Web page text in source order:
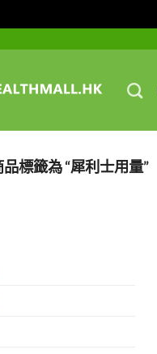
品標籤為 “犀利士用量”